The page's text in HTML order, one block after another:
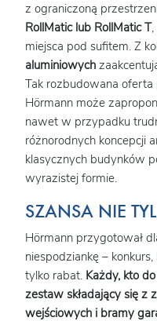
z ograniczoną
RollMatic lub RollMatic T
miejsca pod sufitem. Z
aluminiowych
Tak rozbudowana
Hörmann może
nawet w przypadku
różnorodnych koncepcji
klasycznych budynków
wyrazistej formie.
SZANSA NIE
Hörmann przygotował
niespodziankę –
tylko rabat. Każdy, kto
zestaw składający się z
wejściowych i bramy